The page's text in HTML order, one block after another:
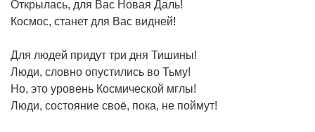
Открылась, для Вас Новая Даль!
Космос, станет для Вас видней!
Для людей придут три дня Тишины!
Люди, словно опустились во Тьму!
Но, это уровень Космической мглы!
Люди, состояние своё, пока, не поймут!